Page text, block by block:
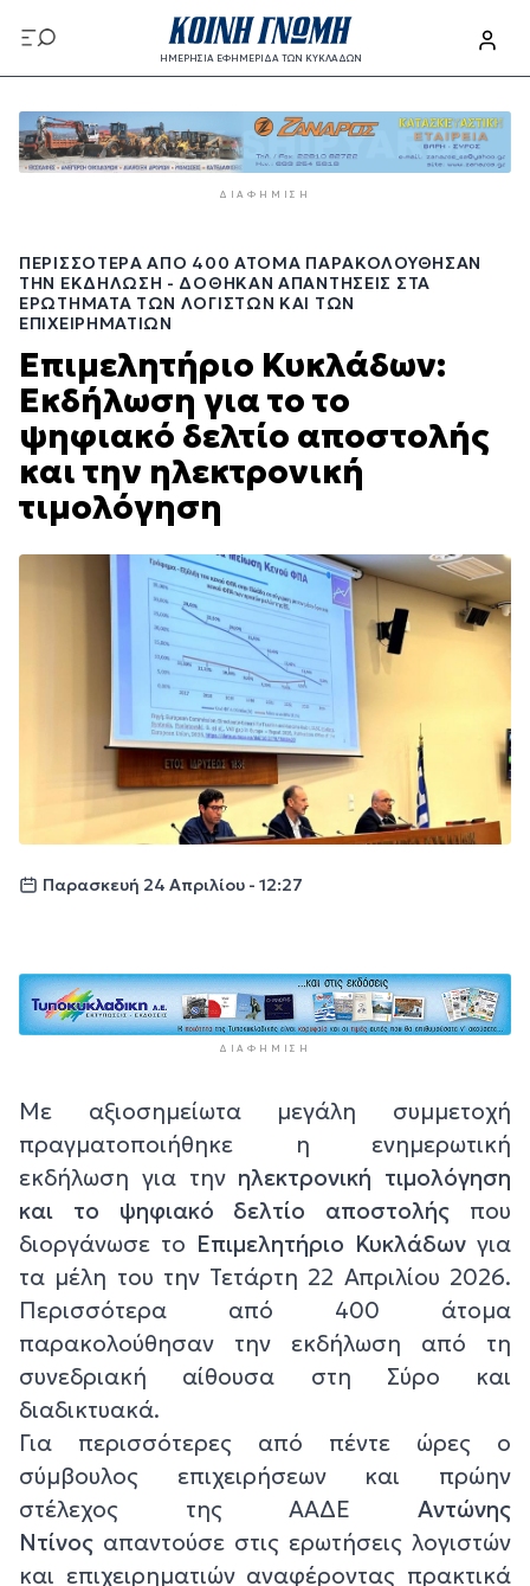
προς
το
περιεχόμενο
ΗΜΕΡΗΣΙΑ ΕΦΗΜΕΡΙΔΑ ΤΩΝ ΚΥΚΛΑΔΩΝ
προς
το
κυρίως
ΔΙΑΦΉΜΙΣΗ
ΠΕΡΙΣΣΌΤΕΡΑ ΑΠΌ 400 ΆΤΟΜΑ ΠΑΡΑΚΟΛΟΎΘΗΣΑΝ
ΤΗΝ ΕΚΔΉΛΩΣΗ - ΔΌΘΗΚΑΝ ΑΠΑΝΤΉΣΕΙΣ ΣΤΑ
ΕΡΩΤΉΜΑΤΑ ΤΩΝ ΛΟΓΙΣΤΏΝ ΚΑΙ ΤΩΝ
ΕΠΙΧΕΙΡΗΜΑΤΙΏΝ
Επιμελητήριο Κυκλάδων:
Εκδήλωση για το το
ψηφιακό δελτίο αποστολής
και την ηλεκτρονική
τιμολόγηση
Παρασκευή 24 Απριλίου - 12:27
ΔΙΑΦΉΜΙΣΗ
Με αξιοσημείωτα μεγάλη συμμετοχή
πραγματοποιήθηκε η ενημερωτική
εκδήλωση για την ηλεκτρονική τιμολόγηση
και το ψηφιακό δελτίο αποστολής που
διοργάνωσε το Επιμελητήριο Κυκλάδων για
τα μέλη του την Τετάρτη 22 Απριλίου 2026.
Περισσότερα από 400 άτομα
παρακολούθησαν την εκδήλωση από τη
συνεδριακή αίθουσα στη Σύρο και
διαδικτυακά.
Για περισσότερες από πέντε ώρες ο
σύμβουλος επιχειρήσεων και πρώην
στέλεχος της ΑΑΔΕ Αντώνης
Ντίνος απαντούσε στις ερωτήσεις λογιστών
και επιχειρηματιών αναφέροντας πρακτικά